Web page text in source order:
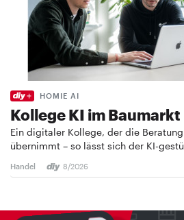
HOMIE AI
Kollege KI im Baumarkt
Ein digitaler Kollege, der die
übernimmt – so lässt sich der KI-
Handel 8/2026